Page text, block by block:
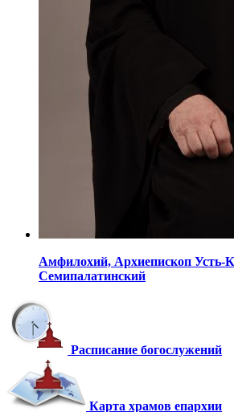
Амфилохий, Архиепископ Усть-
Семипалатинский
Расписание богослужений
Карта храмов епархии